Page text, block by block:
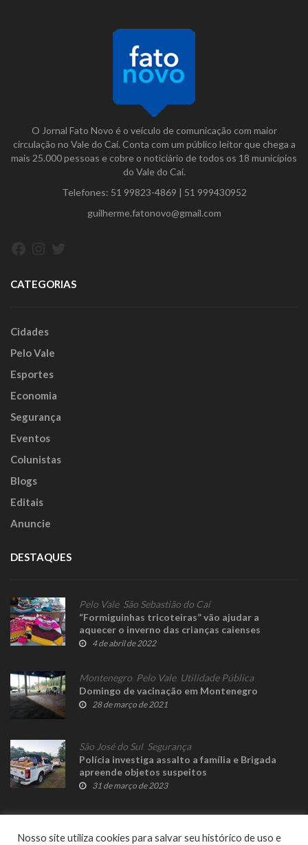
O Jornal Fato Novo é o veículo de comunicação com maior
circulação no Vale do Caí. Conta com um público leitor que chega a
mais 25.000 pessoas e cobre o noticiário de todos os 18 municípios
do Vale do Caí.
Telefones: 51 99823-4869 | 51 999430952
guilherme.fatonovo@gmail.com
CATEGORIAS
Cidades
Pelo Vale
Esportes
Economia
Segurança
Eventos
Colunistas
Blogs
Editais
Anuncie
DESTAQUES
Pelo Vale, São Sebastião do Caí
“Formiguinhas tricoteiras” vão ajudar a
aquecer o inverno das crianças caienses
4 de abril de 2022
Montenegro Pelo Vale, Utilidade Pública
Domingo de vacinação em Montenegro
28 de março de 2021
São José do Sul, Segurança
Polícia investiga assalto a família e Brigada
apreende objetos suspeitos
31 de março de 2023
Nosso site utiliza cookies para salvar seu histórico de uso e